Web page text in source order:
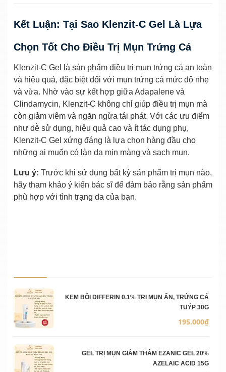
Kết Luận: Tại Sao Klenzit-C Gel Là Lựa
Chọn Tốt Cho Điều Trị Mụn Trứng Cá
Klenzit-C Gel là sản phẩm điều trị mụn trứng cá an toàn
và hiệu quả, đặc biệt đối với mụn trứng cá mức độ nhẹ
và vừa. Nhờ vào sự kết hợp giữa Adapalene và
Clindamycin, Klenzit-C không chỉ giúp điều trị mụn mà
còn giảm viêm và ngăn ngừa tái phát. Với các ưu điểm
như dễ sử dụng, hiệu quả cao và ít tác dụng phụ,
Klenzit-C Gel xứng đáng là lựa chọn hàng đầu cho
những ai muốn có làn da mịn màng và sạch mụn.
Lưu ý: Trước khi sử dụng bất kỳ sản phẩm trị mụn nào,
hãy tham khảo ý kiến bác sĩ để đảm bảo rằng sản phẩm
phù hợp với tình trạng da của bạn.
Ảnh sản phẩmKEM BÔI DIFFERIN 0.1% TRỊ MỤN ẨN, TRỨNG CÁ
TUÝP 30G
195.000₫
GEL TRỊ MỤN GIẢM THÂM EZANIC GEL 20%
AZELAIC ACID 15G